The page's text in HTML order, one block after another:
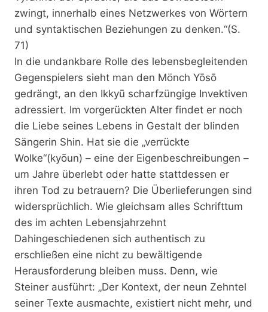
zwingt, innerhalb eines Netzwerkes von Wörtern
und syntaktischen Beziehungen zu denken.“(S.
71)
In die undankbare Rolle des lebensbegleitenden
Gegenspielers sieht man den Mönch Yōsō
gedrängt, an den Ikkyū scharfzüngige Invektiven
adressiert. Im vorgerückten Alter findet er noch
die Liebe seines Lebens in Gestalt der blinden
Sängerin Shin. Hat sie die „verrückte
Wolke“(kyōun) – eine der Eigenbeschreibungen –
um Jahre überlebt oder hatte stattdessen er
ihren Tod zu betrauern? Die Überlieferungen sind
widersprüchlich. Wie gleichsam alles Schrifttum
des im achten Lebensjahrzehnt
Dahingeschiedenen sich authentisch zu
erschließen eine nicht zu bewältigende
Herausforderung bleiben muss. Denn, wie
Steiner ausführt: „Der Kontext, der neun Zehntel
seiner Texte ausmachte, existiert nicht mehr, und